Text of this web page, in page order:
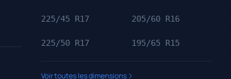
225/45 R17 205/60 R16
225/50 R17 195/65 R15
Voir toutes les dimensions